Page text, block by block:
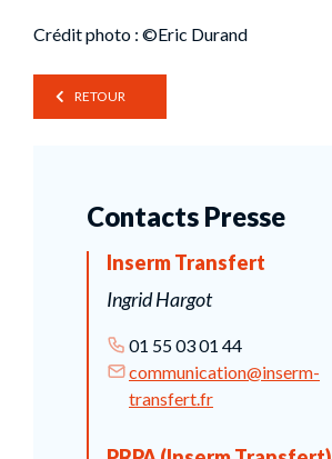
Crédit photo : ©Eric Durand
RETOUR
Contacts Presse
Inserm Transfert
Ingrid Hargot
01 55 03 01 44
communication@inserm-
transfert.fr